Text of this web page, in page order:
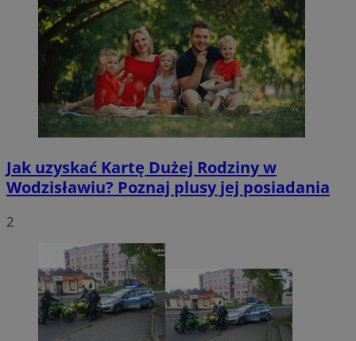
Jak uzyskać Kartę Dużej Rodziny w
Wodzisławiu? Poznaj plusy jej posiadania
2